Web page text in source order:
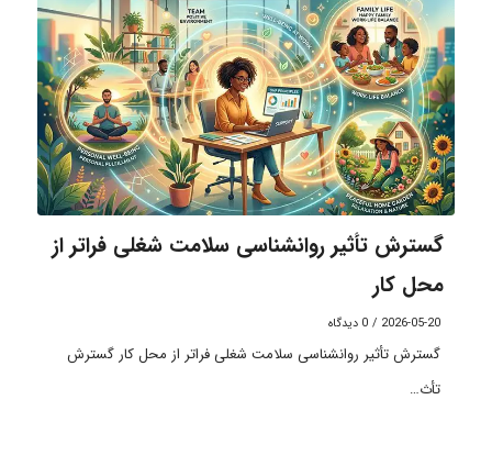
گسترش تأثیر روانشناسی سلامت شغلی فراتر از
محل کار
2026-05-20
/ 0 دیدگاه
گسترش تأثیر روانشناسی سلامت شغلی فراتر از محل کار گسترش
تأث…